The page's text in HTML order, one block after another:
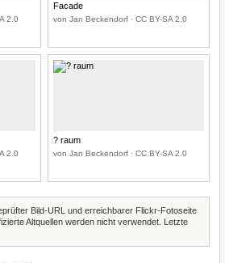
2.0
Facade
von Jan Beckendorf · CC BY-SA 2.0
2.0
? raum
von Jan Beckendorf · CC BY-SA 2.0
Bild-URL und erreichbarer Flickr-Fotoseite
Altquellen werden nicht verwendet. Letzte